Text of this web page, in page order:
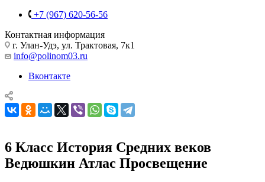
+7 (967) 620-56-56
Контактная информация
г. Улан-Удэ, ул. Трактовая, 7к1
info@polinom03.ru
Вконтакте
6 Класс История Средних веков
Ведюшкин Атлас Просвещение